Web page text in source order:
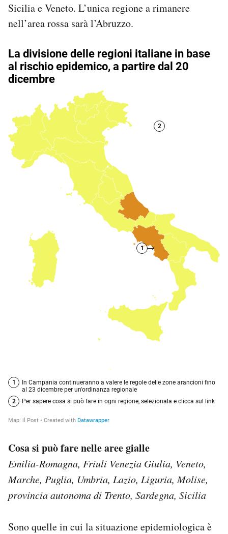
Sicilia e Veneto. L’unica regione a rimanere
nell’area rossa sarà l’Abruzzo.
Cosa si può fare nelle aree gialle
Emilia-Romagna, Friuli Venezia Giulia, Veneto,
Marche, Puglia, Umbria, Lazio, Liguria, Molise,
provincia autonoma di Trento, Sardegna, Sicilia
Sono quelle in cui la situazione epidemiologica è